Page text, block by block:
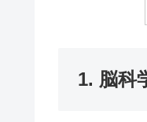
1. 脳科